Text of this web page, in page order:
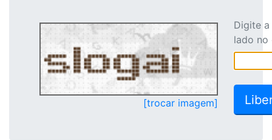
[trocar imagem]
Digite
lado no